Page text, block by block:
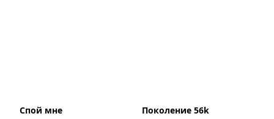
Спой мне Поколение 56k